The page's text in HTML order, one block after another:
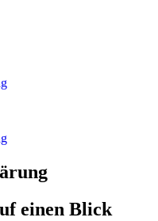
einen Blick